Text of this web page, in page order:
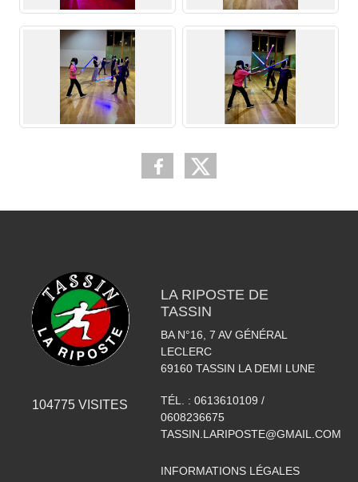
104775 VISITES
LA RIPOSTE DE
TASSIN
BA N°16, 7 AV GÉNÉRAL
LECLERC
69160 TASSIN LA DEMI LUNE
TÉL. : 0613610109 /
0608236675
TASSIN.LARIPOSTE@GMAIL.COM
INFORMATIONS LÉGALES